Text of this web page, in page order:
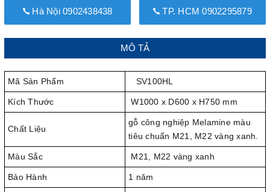
Hà Nội 0902438438 TP. HCM 0902295879
MÔ TẢ
Mã Sản Phẩm SV100HL
Kích Thước W1000 x D600 x H750 mm
Chất Liệu
gỗ công nghiệp Melamine màu
tiêu chuẩn M21, M22 vàng xanh.
Màu Sắc M21, M22 vàng xanh
Bảo Hành 1 năm